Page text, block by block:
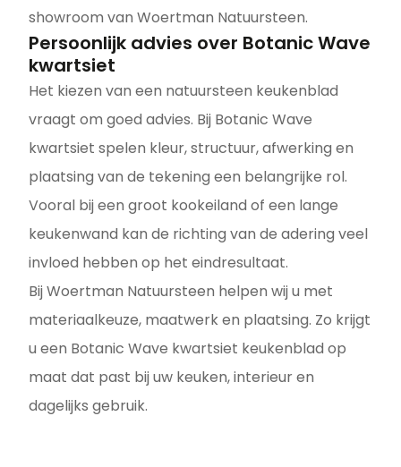
showroom van Woertman Natuursteen.
Persoonlijk advies over Botanic Wave
kwartsiet
Het kiezen van een natuursteen keukenblad
vraagt om goed advies. Bij Botanic Wave
kwartsiet spelen kleur, structuur, afwerking en
plaatsing van de tekening een belangrijke rol.
Vooral bij een groot kookeiland of een lange
keukenwand kan de richting van de adering veel
invloed hebben op het eindresultaat.
Bij Woertman Natuursteen helpen wij u met
materiaalkeuze, maatwerk en plaatsing. Zo krijgt
u een Botanic Wave kwartsiet keukenblad op
maat dat past bij uw keuken, interieur en
dagelijks gebruik.